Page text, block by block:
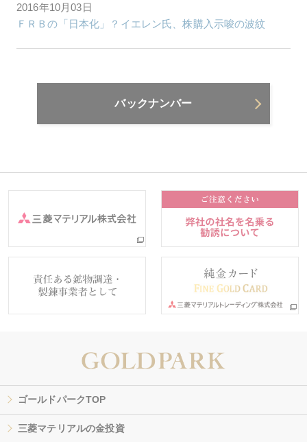
2016年10月03日
ＦＲＢの「日本化」？イエレン氏、株購入示唆の波紋
バックナンバー
ゴールドパークTOP
三菱マテリアルの金投資